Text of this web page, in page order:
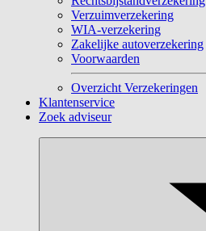
Verzuimverzekering
WIA-verzekering
Zakelijke autoverzekering
Voorwaarden
Overzicht Verzekeringen
Klantenservice
Zoek adviseur